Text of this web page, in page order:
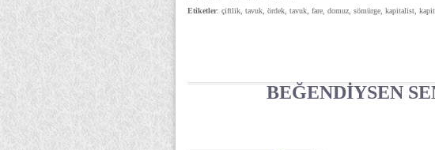
Etiketler: çiftlik, tavuk, ördek, tavuk, fare, domuz, sömürge, kapitalist,
BEĞENDİYSEN